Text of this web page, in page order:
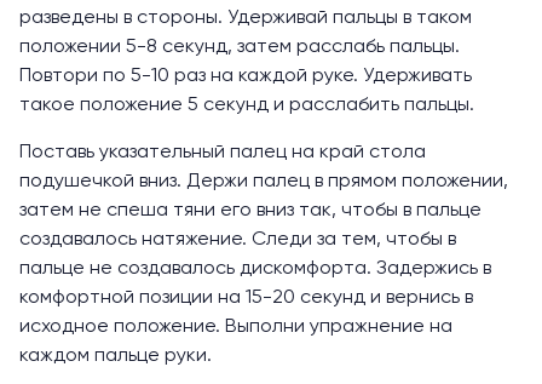
разведены в стороны. Удерживай пальцы в таком
положении 5-8 секунд, затем расслабь пальцы.
Повтори по 5-10 раз на каждой руке. Удерживать
такое положение 5 секунд и расслабить пальцы.
Поставь указательный палец на край стола
подушечкой вниз. Держи палец в прямом положении,
затем не спеша тяни его вниз так, чтобы в пальце
создавалось натяжение. Следи за тем, чтобы в
пальце не создавалось дискомфорта. Задержись в
комфортной позиции на 15-20 секунд и вернись в
исходное положение. Выполни упражнение на
каждом пальце руки.